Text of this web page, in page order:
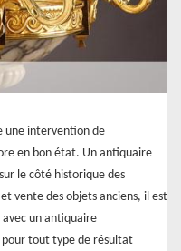
une intervention de
en bon état. Un antiquaire
le côté historique des
vente des objets anciens, il est
un antiquaire
pour tout type de résultat